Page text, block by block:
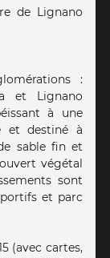
de Lignano
:
et Lignano
à une
et destiné à
sable fin et
végétal
sont
et parc
(avec cartes,